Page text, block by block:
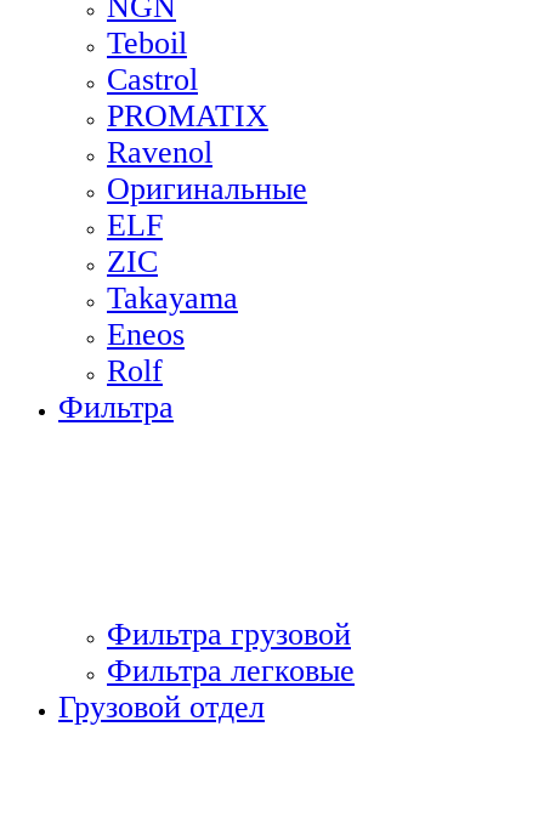
Teboil
Castrol
PROMATIX
Ravenol
Оригинальные
ELF
ZIC
Takayama
Eneos
Rolf
Фильтра
Фильтра грузовой
Фильтра легковые
Грузовой отдел